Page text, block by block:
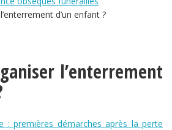
d’un enfant ?
l’enterrement
: premières démarches après la perte